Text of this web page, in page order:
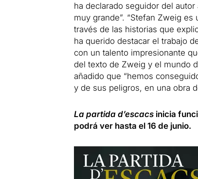
ha declarado seguidor del
muy grande”. “Stefan Zweig
través de las historias que
ha querido destacar el trabajo
con un talento impresionante
del texto de Zweig y el mundo
añadido que “hemos
y de sus peligros, en una obra
La partida d’escacsinicia
podrá ver hasta el 16 de junio.